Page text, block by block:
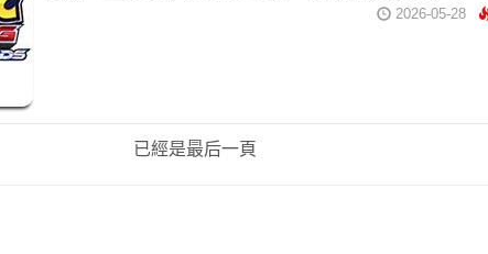
2026-05-28
已經是最后一頁